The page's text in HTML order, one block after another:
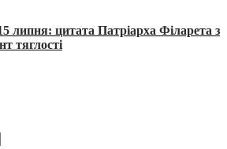
липня: цитата Патріарха Філарета з
тяглості